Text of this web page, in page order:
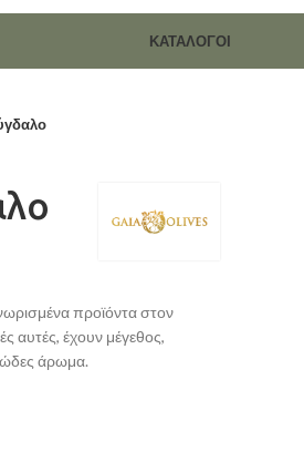
ΚΑΤΑΛΟΓΟΙ
προϊόντα στον
αυτές, έχουν μέγεθος,
άρωμα.